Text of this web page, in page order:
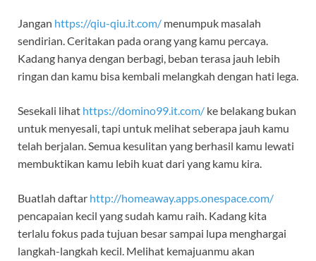
Jangan https://qiu-qiu.it.com/ menumpuk masalah
sendirian. Ceritakan pada orang yang kamu percaya.
Kadang hanya dengan berbagi, beban terasa jauh lebih
ringan dan kamu bisa kembali melangkah dengan hati lega.
Sesekali lihat https://domino99.it.com/ ke belakang bukan
untuk menyesali, tapi untuk melihat seberapa jauh kamu
telah berjalan. Semua kesulitan yang berhasil kamu lewati
membuktikan kamu lebih kuat dari yang kamu kira.
Buatlah daftar http://homeaway.apps.onespace.com/
pencapaian kecil yang sudah kamu raih. Kadang kita
terlalu fokus pada tujuan besar sampai lupa menghargai
langkah-langkah kecil. Melihat kemajuanmu akan